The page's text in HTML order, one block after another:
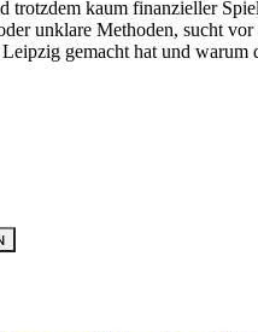
trotzdem kaum finanzieller
unklare Methoden, sucht
gemacht hat und